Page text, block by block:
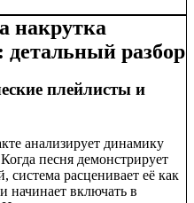
накрутка
разбор
плейлисты и
анализирует динамику
песня демонстрирует
система расценивает её как
начинает включать в